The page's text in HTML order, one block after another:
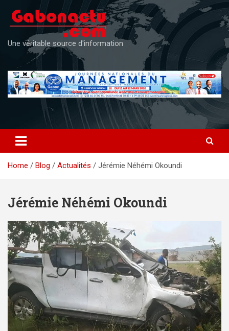
content
Une véritable source d'information
Home Blog Actualités Jérémie Néhémi Okoundi
Jérémie Néhémi Okoundi